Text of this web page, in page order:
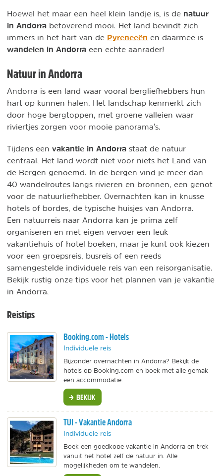
Hoewel het maar een heel klein landje is, is de natuur
in Andorra betoverend mooi. Het land bevindt zich
immers in het hart van de Pyreneeën en daarmee is
wandelen in Andorra een echte aanrader!
Natuur in Andorra
Andorra is een land waar vooral bergliefhebbers hun
hart op kunnen halen. Het landschap kenmerkt zich
door hoge bergtoppen, met groene valleien waar
riviertjes zorgen voor mooie panorama's.
Tijdens een vakantie in Andorra staat de natuur
centraal. Het land wordt niet voor niets het Land van
de Bergen genoemd. In de bergen vind je meer dan
40 wandelroutes langs rivieren en bronnen, een genot
voor de natuurliefhebber. Overnachten kan in knusse
hotels of bordes, de typische huisjes van Andorra.
Een natuurreis naar Andorra kan je prima zelf
organiseren en met eigen vervoer een leuk
vakantiehuis of hotel boeken, maar je kunt ook kiezen
voor een groepsreis, busreis of een reeds
samengestelde individuele reis van een reisorganisatie.
Bekijk rustig onze tips voor het plannen van je vakantie
in Andorra.
Reistips
Booking.com - Hotels
Individuele reis
Bijzonder overnachten in Andorra? Bekijk de
hotels op Booking.com en boek met alle gemak
een accommodatie.
BEKIJK
TUI - Vakantie Andorra
Individuele reis
Boek een goedkope vakantie in Andorra en trek
vanuit het hotel zelf de natuur in. Alle
mogelijkheden om te wandelen.